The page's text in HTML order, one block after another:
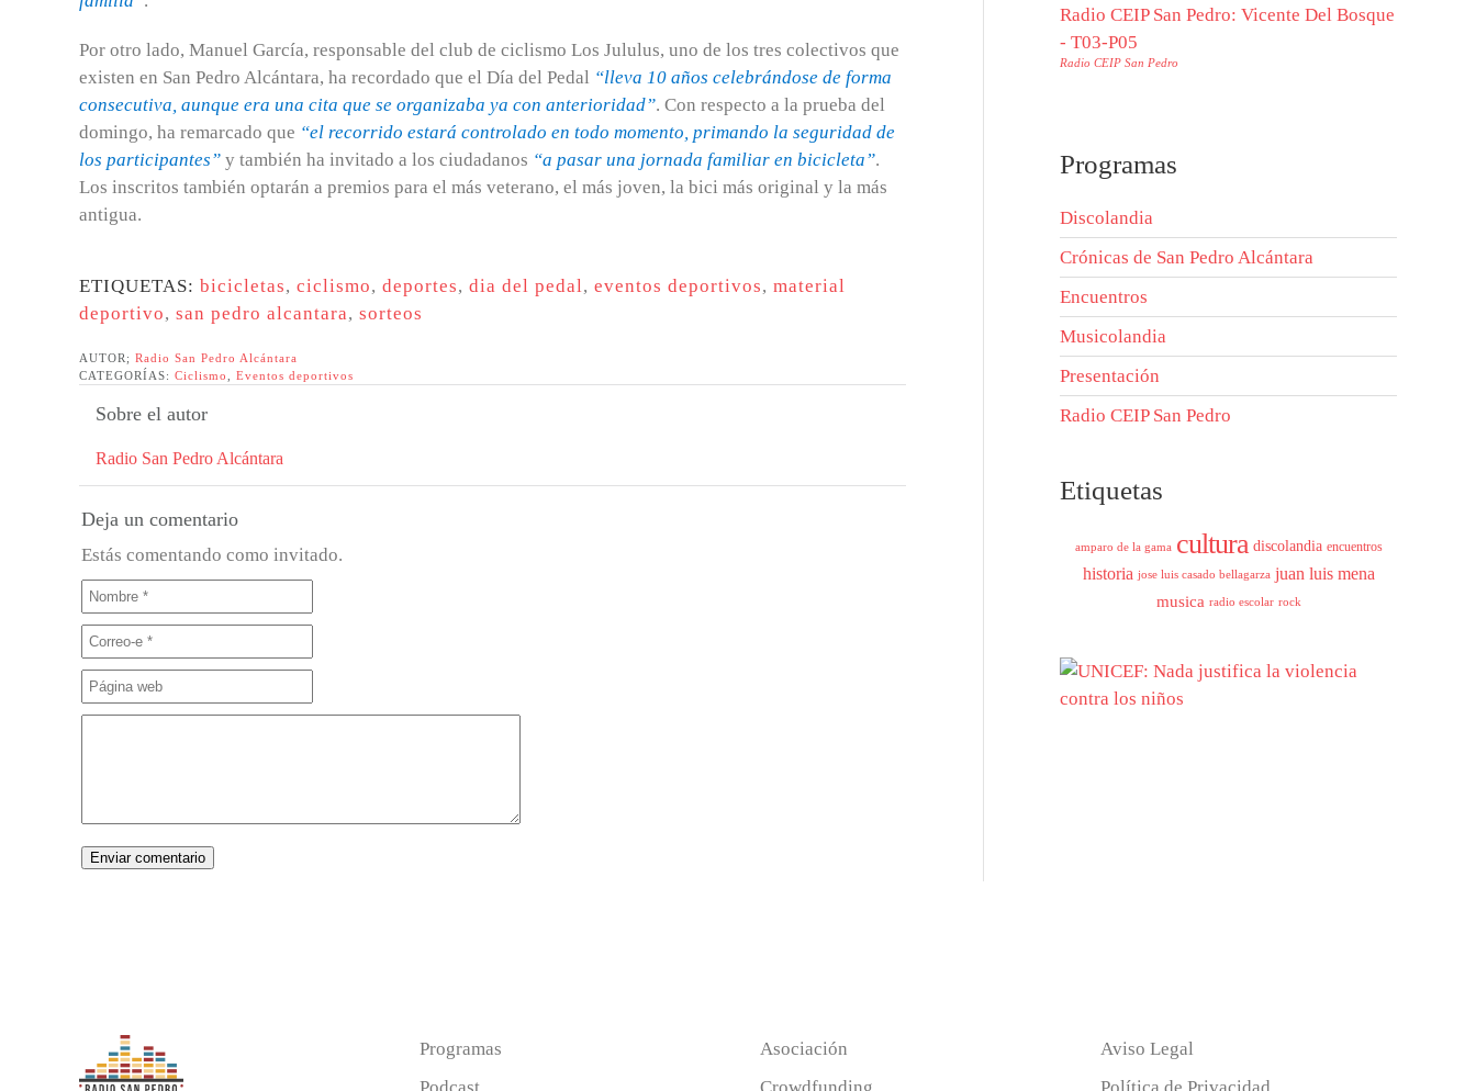
Por otro lado, Manuel García, responsable del club de ciclismo Los Jululus, uno de los tres colectivos que
existen en San Pedro Alcántara, ha recordado que el Día del Pedal “lleva 10 años celebrándose de forma
consecutiva, aunque era una cita que se organizaba ya con anterioridad”. Con respecto a la prueba del
domingo, ha remarcado que “el recorrido estará controlado en todo momento, primando la seguridad de
los participantes” y también ha invitado a los ciudadanos “a pasar una jornada familiar en bicicleta”.
Los inscritos también optarán a premios para el más veterano, el más joven, la bici más original y la más
antigua.
ETIQUETAS: bicicletas, ciclismo, deportes, dia del pedal, eventos deportivos, material
deportivo, san pedro alcantara, sorteos
AUTOR; Radio San Pedro Alcántara
CATEGORÍAS: Ciclismo Eventos deportivos
Sobre el autor
Radio San Pedro Alcántara
Deja un comentario
Estás comentando como invitado.
Radio CEIP San Pedro: Vicente Del Bosque
- T03-P05
Radio CEIP San Pedro
Programas
Discolandia
Crónicas de San Pedro Alcántara
Encuentros
Musicolandia
Presentación
Radio CEIP San Pedro
Etiquetas
amparo de la gama cultura discolandia encuentros
historia jose luis casado bellagarza juan luis mena
musica radio escolar rock
Programas
Asociación
Aviso Legal